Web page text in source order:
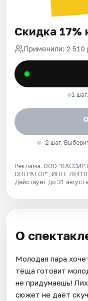
Скидка 17%
Применили: 2 510
1
2 шаг.
Реклама. ООО
ОПЕРАТОР", ИНН:
Действует до 31
О
Молодая пара
тёща готовит
не придумаешь!
сюжет не даёт